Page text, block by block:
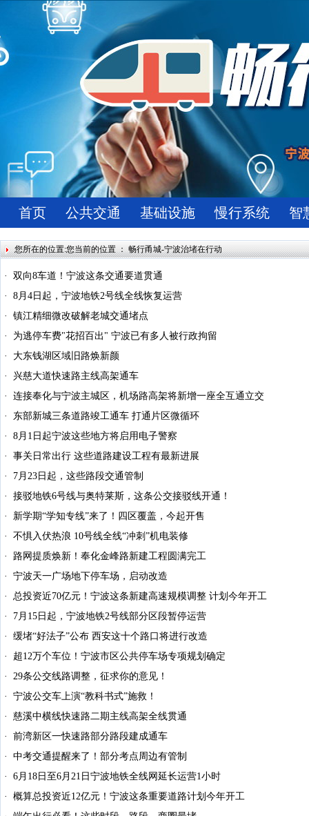
首页 公共交通 基础设施 慢行系统 智
您所在的位置:您当前的位置 ： 畅行甬城-宁波治堵在行动
双向8车道！宁波这条交通要道贯通
8月4日起，宁波地铁2号线全线恢复运营
镇江精细微改破解老城交通堵点
为逃停车费"花招百出" 宁波已有多人被行政拘留
大东钱湖区域旧路焕新颜
兴慈大道快速路主线高架通车
连接奉化与宁波主城区，机场路高架将新增一座全互通立交
东部新城三条道路竣工通车 打通片区微循环
8月1日起宁波这些地方将启用电子警察
事关日常出行 这些道路建设工程有最新进展
7月23日起，这些路段交通管制
接驳地铁6号线与奥特莱斯，这条公交接驳线开通！
新学期“学知专线”来了！四区覆盖，今起开售
不惧入伏热浪 10号线全线“冲刺”机电装修
路网提质焕新！奉化金峰路新建工程圆满完工
宁波天一广场地下停车场，启动改造
总投资近70亿元！宁波这条新建高速规模调整 计划今年开工
7月15日起，宁波地铁2号线部分区段暂停运营
缓堵“好法子”公布 西安这十个路口将进行改造
超12万个车位！宁波市区公共停车场专项规划确定
29条公交线路调整，征求你的意见！
宁波公交车上演“教科书式”施救！
慈溪中横线快速路二期主线高架全线贯通
前湾新区一快速路部分路段建成通车
中考交通提醒来了！部分考点周边有管制
6月18日至6月21日宁波地铁全线网延长运营1小时
概算总投资近12亿元！宁波这条重要道路计划今年开工